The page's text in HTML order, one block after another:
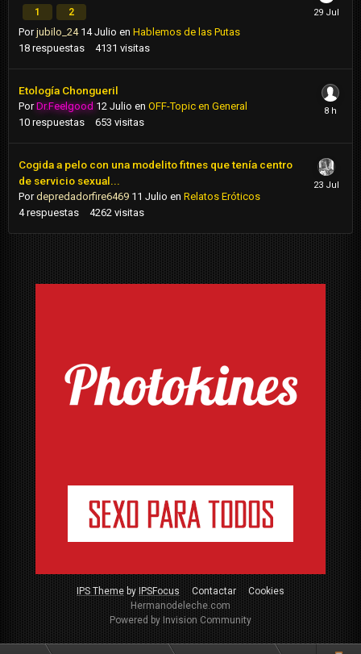
1 2
Porjubilo_24 14 Julio en Hablemos de las Putas
18 respuestas 4131 visitas
Etología Chongueril
PorDr.Feelgood 12 Julio en OFF-Topic en General
10 respuestas 653 visitas
Cogida a pelo con una modelito fitnes que tenía centro
de servicio sexual...
Pordepredadorfire6469 11 Julio en Relatos Eróticos
4 respuestas 4262 visitas
IPS ThemebyIPSFocus Contactar
Cookies
Hermanodeleche.com
Powered by Invision Community